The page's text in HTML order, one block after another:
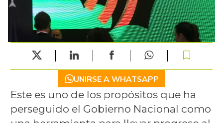
UNIRSE A WHATSAPP
Este es uno de los propósitos que ha
perseguido el Gobierno Nacional como